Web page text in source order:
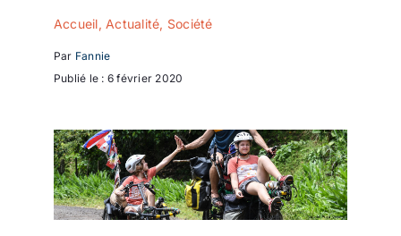
Accueil, Actualité, Société
Par Fannie
Publié le : 6 février 2020